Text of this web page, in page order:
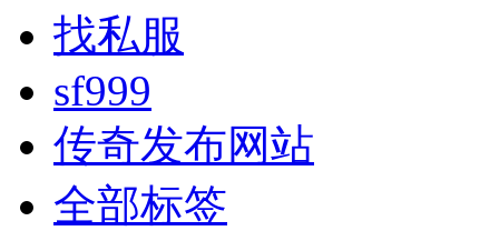
找私服
sf999
传奇发布网站
全部标签